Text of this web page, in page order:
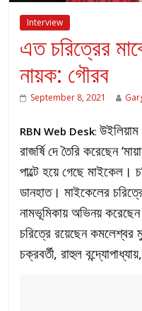
Interview
এত চরিত্রের
নায়ক: গৌরব
September 8, 2021
RBN Web Desk:উইলিয়াম
রাজর্ষি দে তৈরি করেছেন
পাল্টে হয়ে গেছে মাইকেল।
ডানহাত। মাইকেলের
নামভূমিকায় অভিনয়
চরিত্রে রয়েছেন কমলেশ্বর
চক্রবর্তী, রাহুল